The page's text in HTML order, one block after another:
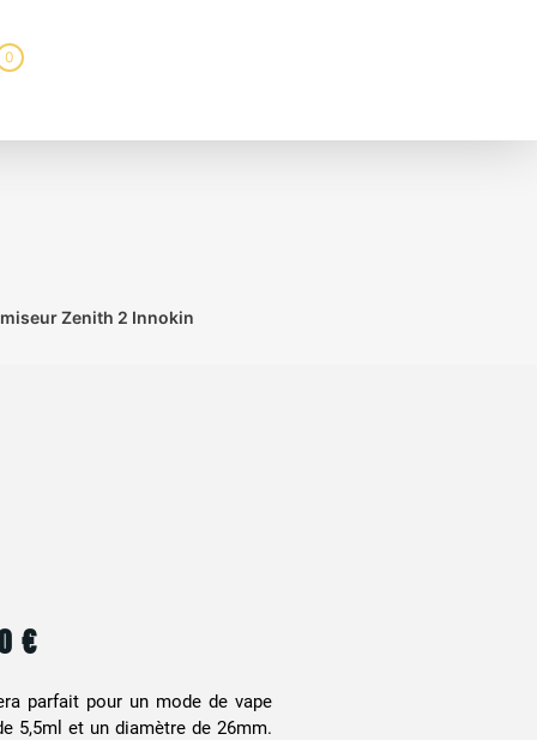
0
Zenith 2 Innokin
€
parfait pour un mode de vape
5,5ml et un diamètre de 26mm.